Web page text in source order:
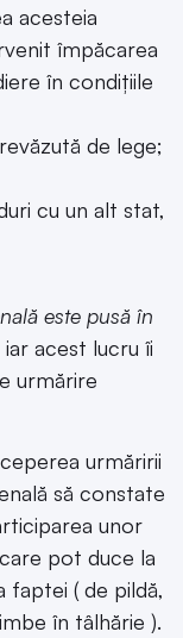
acesteia
împăcarea
în condiţiile
de lege;
cu un alt stat,
este pusă în
iar acest lucru îi
urmărire
urmăririi
să constate
unor
pot duce la
faptei ( de pildă,
în tâlhărie ).